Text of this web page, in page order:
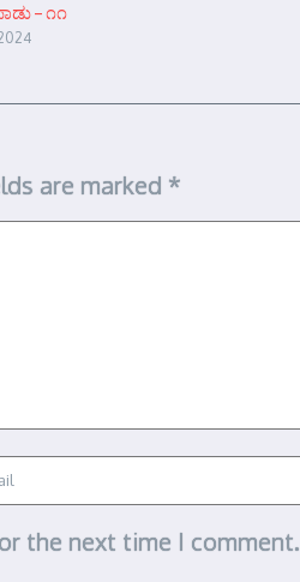
– ೧೧
are marked *
the next time I comment.